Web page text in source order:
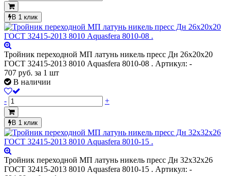
В 1 клик
Тройник переходной МП латунь никель пресс Дн 26х20х20
ГОСТ 32415-2013 8010 Aquasfera 8010-08 . Артикул: -
707 руб. за 1 шт
В наличии
- +
В 1 клик
Тройник переходной МП латунь никель пресс Дн 32х32х26
ГОСТ 32415-2013 8010 Aquasfera 8010-15 . Артикул: -